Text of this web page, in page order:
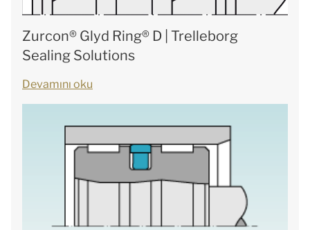
Zurcon® Glyd Ring® D | Trelleborg
Sealing Solutions
Devamını oku